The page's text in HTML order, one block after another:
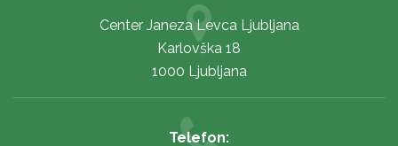
Center Janeza Levca Ljubljana
Karlovška 18
1000 Ljubljana
Telefon: